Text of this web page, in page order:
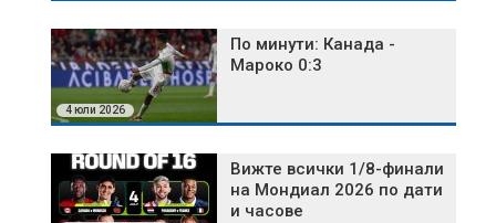
4 юли 2026
По минути: Канада -
Мароко 0:3
Вижте всички 1/8-финали
на Мондиал 2026 по дати
и часове